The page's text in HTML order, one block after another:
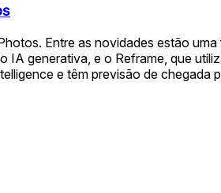
Entre as novidades estão
generativa, e o Reframe, que
e têm previsão de chegada